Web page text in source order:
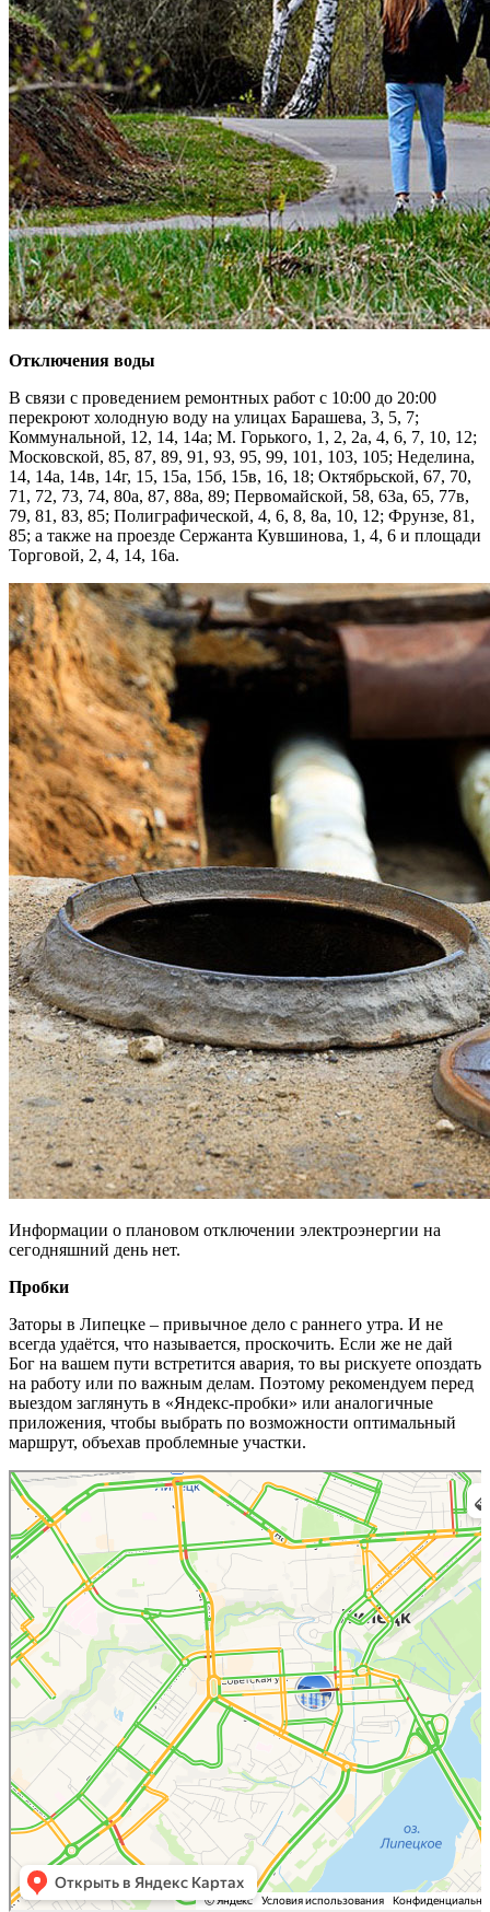
Отключения воды
В связи с проведением ремонтных работ с 10:00 до 20:00
перекроют холодную воду на улицах Барашева, 3, 5, 7;
Коммунальной, 12, 14, 14а; М. Горького, 1, 2, 2а, 4, 6, 7, 10, 12;
Московской, 85, 87, 89, 91, 93, 95, 99, 101, 103, 105; Неделина,
14, 14а, 14в, 14г, 15, 15а, 15б, 15в, 16, 18; Октябрьской, 67, 70,
71, 72, 73, 74, 80а, 87, 88а, 89; Первомайской, 58, 63а, 65, 77в,
79, 81, 83, 85; Полиграфической, 4, 6, 8, 8а, 10, 12; Фрунзе, 81,
85; а также на проезде Сержанта Кувшинова, 1, 4, 6 и площади
Торговой, 2, 4, 14, 16а.
Информации о плановом отключении электроэнергии на
сегодняшний день нет.
Пробки
Заторы в Липецке – привычное дело с раннего утра. И не
всегда удаётся, что называется, проскочить. Если же не дай
Бог на вашем пути встретится авария, то вы рискуете опоздать
на работу или по важным делам. Поэтому рекомендуем перед
выездом заглянуть в «Яндекс-пробки» или аналогичные
приложения, чтобы выбрать по возможности оптимальный
маршрут, объехав проблемные участки.
Липецк
17 мин до работы — Яндекс Карты